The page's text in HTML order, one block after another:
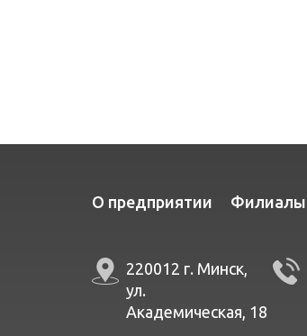
О предприятии Филиалы
220012 г. Минск,
ул.
Академическая, 18